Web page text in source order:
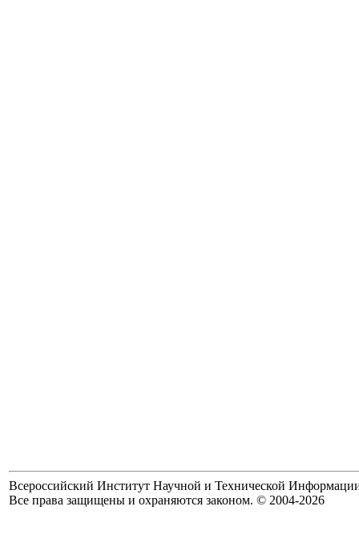
Всероссийский Институт Научной и Технической
Все права защищены и охраняются законом. © 2004-2026